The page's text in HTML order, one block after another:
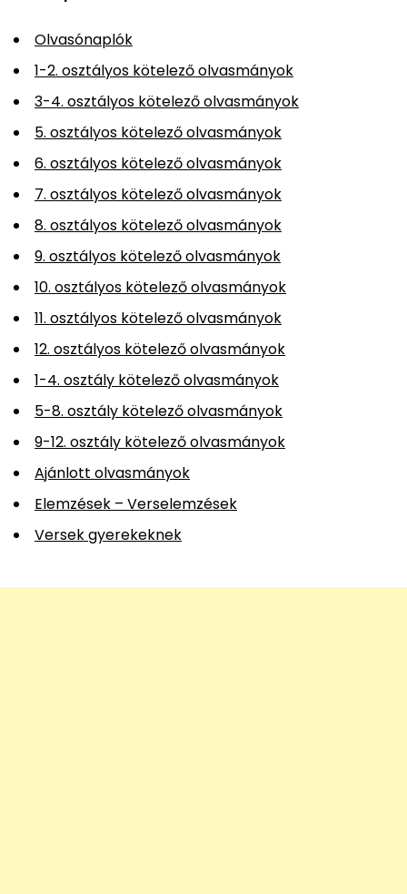
Olvasónaplók
1-2. osztályos kötelező olvasmányok
3-4. osztályos kötelező olvasmányok
5. osztályos kötelező olvasmányok
6. osztályos kötelező olvasmányok
7. osztályos kötelező olvasmányok
8. osztályos kötelező olvasmányok
9. osztályos kötelező olvasmányok
10. osztályos kötelező olvasmányok
11. osztályos kötelező olvasmányok
12. osztályos kötelező olvasmányok
1-4. osztály kötelező olvasmányok
5-8. osztály kötelező olvasmányok
9-12. osztály kötelező olvasmányok
Ajánlott olvasmányok
Elemzések – Verselemzések
Versek gyerekeknek